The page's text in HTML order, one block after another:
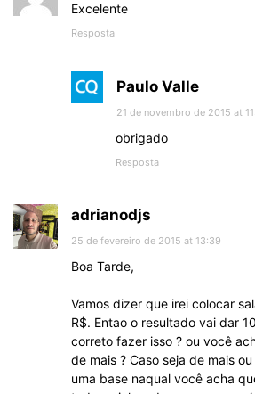
Excelente
Resposta
Paulo Valle
21 de novembro de 2015 at
obrigado
Resposta
adrianodjs
25 de fevereiro de 2015 at 13:39
Boa Tarde,
Vamos dizer que irei colocar
R$. Entao o resultado vai dar
correto fazer isso ? ou você
de mais ? Caso seja de mais
uma base naqual você acha